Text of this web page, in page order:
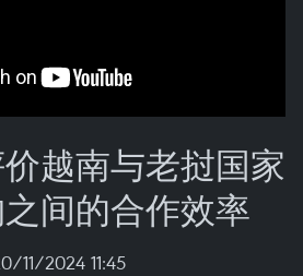
越南与老挝国家
间的合作效率
11/2024 11:45